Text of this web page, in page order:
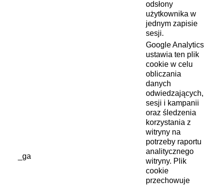
odsłony
użytkownika w
jednym zapisie
sesji.
_ga
Google Analytics
ustawia ten plik
cookie w celu
obliczania
danych
odwiedzających,
sesji i kampanii
oraz śledzenia
korzystania z
witryny na
potrzeby raportu
analitycznego
witryny. Plik
cookie
przechowuje